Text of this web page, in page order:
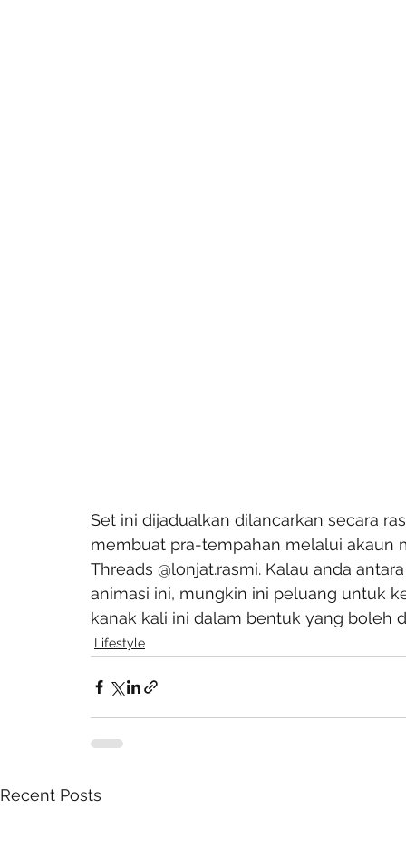
Set ini dijadualkan dilancarkan secara
membuat pra-tempahan melalui akaun
Threads @lonjat.rasmi. Kalau anda
animasi ini, mungkin ini peluang untuk
kanak kali ini dalam bentuk yang boleh
Lifestyle
Recent Posts